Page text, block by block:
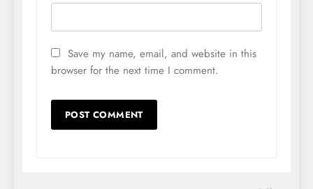
Save my name, email, and website in this
browser for the next time I comment.